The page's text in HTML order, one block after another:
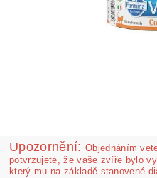
Upozornění: Ob­jednáním
potvrzujete, že vaše zvíře bylo
který mu na základě stanovené